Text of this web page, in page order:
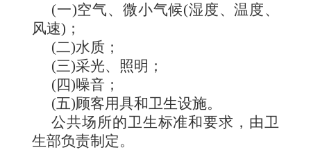
(一)空气、微小气候(湿度、温度、
风速) ；
(二)水质；
(三)采光、照明；
(四)噪音；
(五)顾客用具和卫生设施。
公共场所的卫生标准和要求，由卫
生部负责制定。